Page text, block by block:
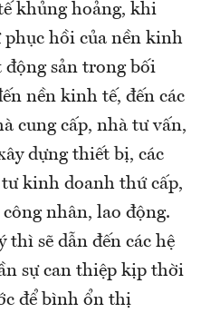
khủng hoảng, khi
hồi của nền kinh
sản trong bối
nền kinh tế, đến các
cung cấp, nhà tư vấn,
dựng thiết bị, các
kinh doanh thứ cấp,
nhân, lao động.
sẽ dẫn đến các hệ
sự can thiệp kịp thời
để bình ổn thị